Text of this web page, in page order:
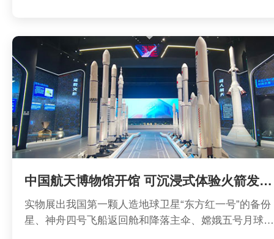
中国航天博物馆开馆 可沉浸式体验火箭发射现场
实物展出我国第一颗人造地球卫星“东方红一号”的备份
星、神舟四号飞船返回舱和降落主伞、嫦娥五号月球样